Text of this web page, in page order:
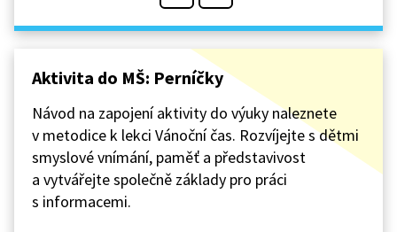
Aktivita do MŠ: Perníčky
Návod na zapojení aktivity do výuky naleznete
v metodice k lekci Vánoční čas. Rozvíjejte s dětmi
smyslové vnímání, paměť a představivost
a vytvářejte společně základy pro práci
s informacemi.